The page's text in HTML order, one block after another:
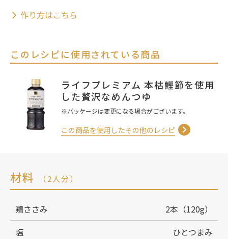
作り方はこちら
このレシピに使用されている商品
ライフプレミアム 本枯鰹節を使用
した贅沢なめんつゆ
※パッケージは変更になる場合がございます。
この商品を使用したその他のレシピ
材料 （2人分）
鶏ささみ
2本（120g）
塩
ひとつまみ